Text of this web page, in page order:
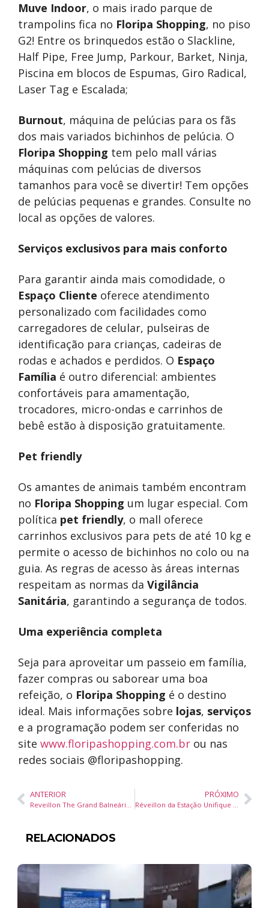
Muve Indoor, o mais irado parque de
trampolins fica no Floripa Shopping, no piso
G2! Entre os brinquedos estão o Slackline,
Half Pipe, Free Jump, Parkour, Barket, Ninja,
Piscina em blocos de Espumas, Giro Radical,
Laser Tag e Escalada;
Burnout, máquina de pelúcias para os fãs
dos mais variados bichinhos de pelúcia. O
Floripa Shopping tem pelo mall várias
máquinas com pelúcias de diversos
tamanhos para você se divertir! Tem opções
de pelúcias pequenas e grandes. Consulte no
local as opções de valores.
Serviços exclusivos para mais conforto
Para garantir ainda mais comodidade, o
Espaço Cliente oferece atendimento
personalizado com facilidades como
carregadores de celular, pulseiras de
identificação para crianças, cadeiras de
rodas e achados e perdidos. O Espaço
Família é outro diferencial: ambientes
confortáveis para amamentação,
trocadores, micro-ondas e carrinhos de
bebê estão à disposição gratuitamente.
Pet friendly
Os amantes de animais também encontram
no Floripa Shopping um lugar especial. Com
política pet friendly, o mall oferece
carrinhos exclusivos para pets de até 10 kg e
permite o acesso de bichinhos no colo ou na
guia. As regras de acesso às áreas internas
respeitam as normas da Vigilância
Sanitária, garantindo a segurança de todos.
Uma experiência completa
Seja para aproveitar um passeio em família,
fazer compras ou saborear uma boa
refeição, o Floripa Shopping é o destino
ideal. Mais informações sobre lojas, serviços
e a programação podem ser conferidas no
site www.floripashopping.com.br ou nas
redes sociais @floripashopping.
ANTERIOR PRÓXIMO
RELACIONADOS